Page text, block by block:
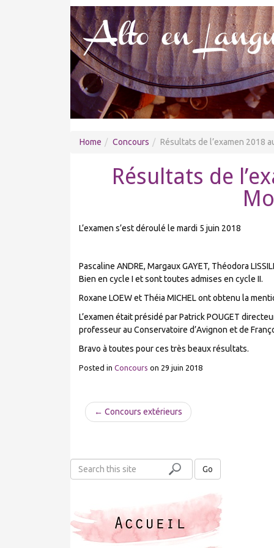
Home Concours Résultats de l’examen 2018
Résultats de
L’examen s’est déroulé le mardi 5 juin 2018
Pascaline ANDRE, Margaux GAYET, Théodora
Bien en cycle I et sont toutes admises en cycle II.
Roxane LOEW et Théia MICHEL ont obtenu la
L’examen était présidé par Patrick POUGET
professeur au Conservatoire d’Avignon et de
Bravo à toutes pour ces très beaux résultats.
Posted in Concours on 29 juin 2018
← Concours extérieurs
S
e
h
Go